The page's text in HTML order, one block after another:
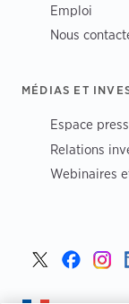
Emploi
Nous
MÉDIAS ET
Espace
Relations
Webinaires